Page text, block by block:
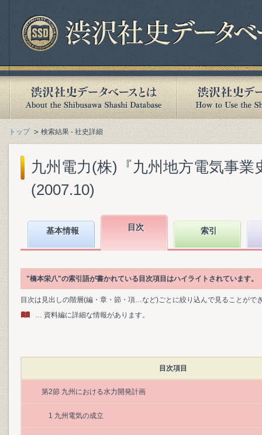
トップ 検索結果 - 社史詳細
九州電力(株)『九州地方電気事業
(2007.10)
基本情報 目次 索引
"橋本栄八"の索引語が書かれている目次項目はハイライトされています。
目次は見出しの階層(編・章・節・項…など)ごとに絞り込んで見ることがで
… 資料編に詳細な情報があります。
目次項目
第2節 九州における水力開発計画
1 九州電気の成立